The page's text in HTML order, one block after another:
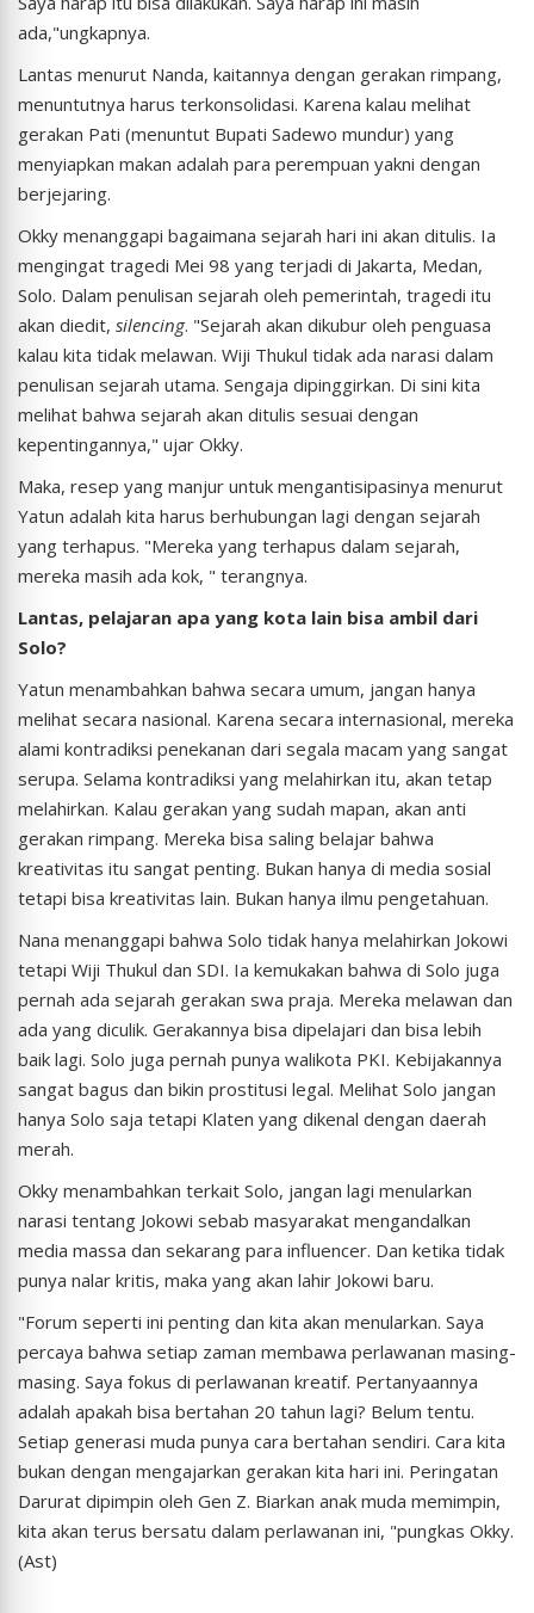
ada,"ungkapnya.
Lantas menurut Nanda, kaitannya dengan gerakan rimpang,
menuntutnya harus terkonsolidasi. Karena kalau melihat
gerakan Pati (menuntut Bupati Sadewo mundur) yang
menyiapkan makan adalah para perempuan yakni dengan
berjejaring.
Okky menanggapi bagaimana sejarah hari ini akan ditulis. Ia
mengingat tragedi Mei 98 yang terjadi di Jakarta, Medan,
Solo. Dalam penulisan sejarah oleh pemerintah, tragedi itu
akan diedit, silencing. "Sejarah akan dikubur oleh penguasa
kalau kita tidak melawan. Wiji Thukul tidak ada narasi dalam
penulisan sejarah utama. Sengaja dipinggirkan. Di sini kita
melihat bahwa sejarah akan ditulis sesuai dengan
kepentingannya," ujar Okky.
Maka, resep yang manjur untuk mengantisipasinya menurut
Yatun adalah kita harus berhubungan lagi dengan sejarah
yang terhapus. "Mereka yang terhapus dalam sejarah,
mereka masih ada kok, " terangnya.
Lantas, pelajaran apa yang kota lain bisa ambil dari
Solo?
Yatun menambahkan bahwa secara umum, jangan hanya
melihat secara nasional. Karena secara internasional, mereka
alami kontradiksi penekanan dari segala macam yang sangat
serupa. Selama kontradiksi yang melahirkan itu, akan tetap
melahirkan. Kalau gerakan yang sudah mapan, akan anti
gerakan rimpang. Mereka bisa saling belajar bahwa
kreativitas itu sangat penting. Bukan hanya di media sosial
tetapi bisa kreativitas lain. Bukan hanya ilmu pengetahuan.
Nana menanggapi bahwa Solo tidak hanya melahirkan Jokowi
tetapi Wiji Thukul dan SDI. Ia kemukakan bahwa di Solo juga
pernah ada sejarah gerakan swa praja. Mereka melawan dan
ada yang diculik. Gerakannya bisa dipelajari dan bisa lebih
baik lagi. Solo juga pernah punya walikota PKI. Kebijakannya
sangat bagus dan bikin prostitusi legal. Melihat Solo jangan
hanya Solo saja tetapi Klaten yang dikenal dengan daerah
merah.
Okky menambahkan terkait Solo, jangan lagi menularkan
narasi tentang Jokowi sebab masyarakat mengandalkan
media massa dan sekarang para influencer. Dan ketika tidak
punya nalar kritis, maka yang akan lahir Jokowi baru.
"Forum seperti ini penting dan kita akan menularkan. Saya
percaya bahwa setiap zaman membawa perlawanan masing-
masing. Saya fokus di perlawanan kreatif. Pertanyaannya
adalah apakah bisa bertahan 20 tahun lagi? Belum tentu.
Setiap generasi muda punya cara bertahan sendiri. Cara kita
bukan dengan mengajarkan gerakan kita hari ini. Peringatan
Darurat dipimpin oleh Gen Z. Biarkan anak muda memimpin,
kita akan terus bersatu dalam perlawanan ini, "pungkas Okky.
(Ast)